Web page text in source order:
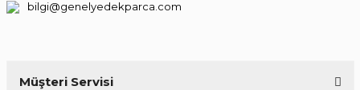
Müşteri Servisi
bilgi@genelyedekparca.com